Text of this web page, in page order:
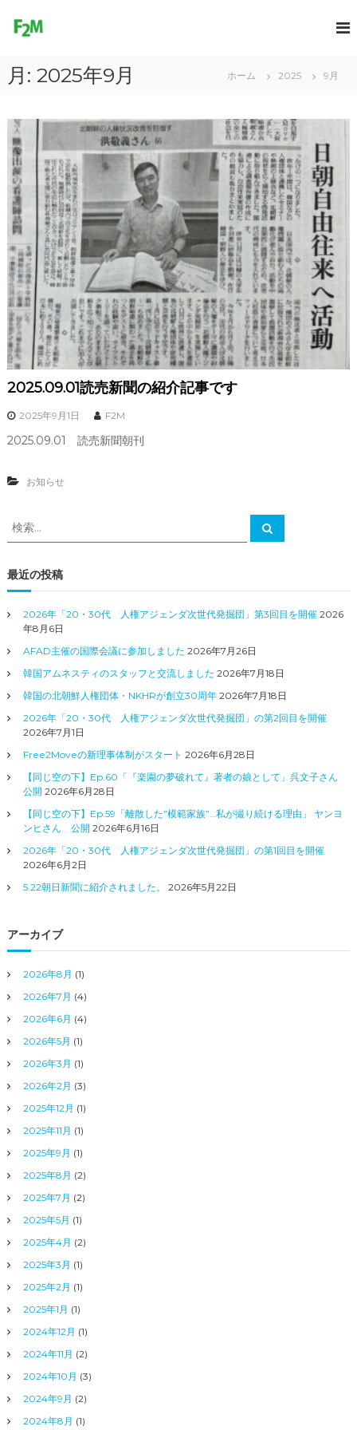
e
M
v
e
月: 2025年9月 ホーム 2025 9月
2025.09.01読売新聞の紹介記事です
2025年9月1日 F2M
2025.09.01 読売新聞朝刊
お知らせ
検
索
象
:
検
索
最近の投稿
2026年「20・30代 人権アジェンダ次世代発掘団」第3回目を開催 2026
年8月6日
AFAD主催の国際会議に参加しました 2026年7月26日
韓国アムネスティのスタッフと交流しました 2026年7月18日
韓国の北朝鮮人権団体・NKHRが創立30周年 2026年7月18日
2026年「20・30代 人権アジェンダ次世代発掘団」の第2回目を開催
2026年7月1日
Free2Moveの新理事体制がスタート 2026年6月28日
【同じ空の下】Ep.60「『楽園の夢破れて』著者の娘として」呉文子さん
公開 2026年6月28日
【同じ空の下】Ep.59「離散した”模範家族”…私が撮り続ける理由」 ヤンヨ
ンヒさん 公開 2026年6月16日
2026年「20・30代 人権アジェンダ次世代発掘団」の第1回目を開催
2026年6月2日
5.22朝日新聞に紹介されました。
2026年5月22日
アーカイブ
2026年8月 (1)
2026年7月 (4)
2026年6月 (4)
2026年5月 (1)
2026年3月 (1)
2026年2月 (3)
2025年12月 (1)
2025年11月 (1)
2025年9月 (1)
2025年8月 (2)
2025年7月 (2)
2025年5月 (1)
2025年4月 (2)
2025年3月 (1)
2025年2月 (1)
2025年1月 (1)
2024年12月 (1)
2024年11月 (2)
2024年10月 (3)
2024年9月 (2)
2024年8月 (1)